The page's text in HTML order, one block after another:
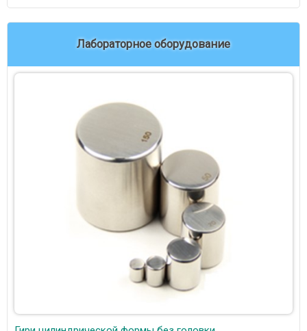
Лабораторное оборудование